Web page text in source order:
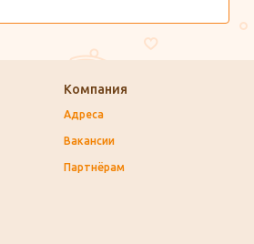
Компания
Адреса
Вакансии
Партнёрам